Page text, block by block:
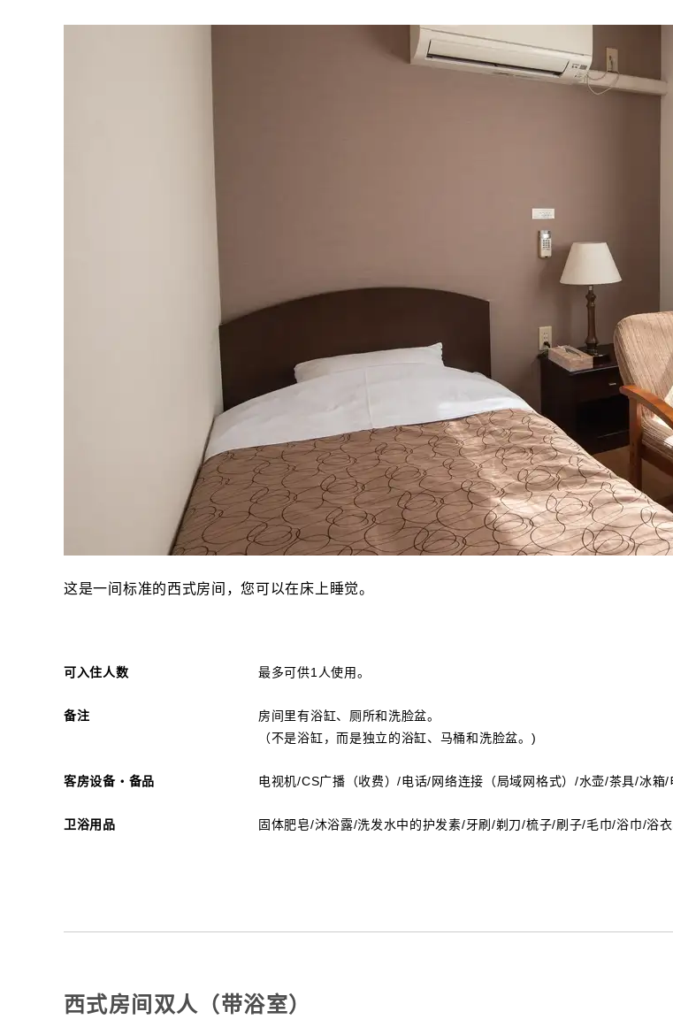
这是一间标准的西式房间，您可以在床上睡觉。
可入住人数 最多可供1人使用。
备注
房间里有浴缸、厕所和洗脸盆。
（不是浴缸，而是独立的浴缸、马桶和洗脸盆。)
客房设备・备品 电视机/CS广播（收费）/电话/网络连接（局域网格式）/水壶/茶具/冰
卫浴用品 固体肥皂/沐浴露/洗发水中的护发素/牙刷/剃刀/梳子/刷子/毛巾/浴巾/浴
西式房间双人（带浴室）